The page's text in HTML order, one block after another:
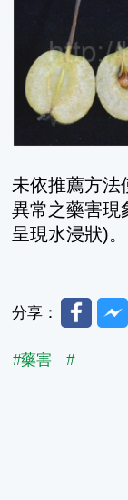
未依推薦方法
異常之藥害現
呈現水浸狀)。
分享： Facebook
#藥害 #